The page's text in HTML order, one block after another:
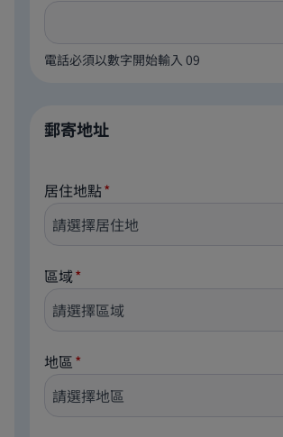
電話必須以數字開始輸入 09
郵寄地址
居住地點
區域
地區